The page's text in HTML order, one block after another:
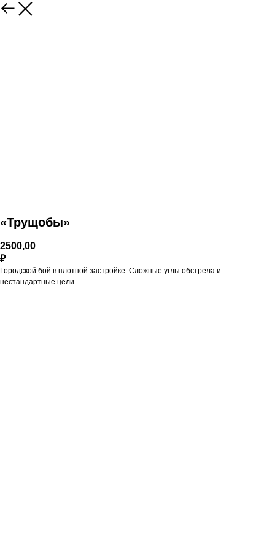
«Трущобы»
2500,00
₽
Городской бой в плотной застройке. Сложные углы обстрела и
нестандартные цели.